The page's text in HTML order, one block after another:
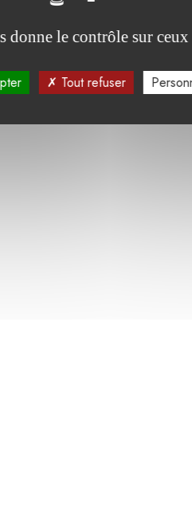
donne le contrôle sur
Tout refuser